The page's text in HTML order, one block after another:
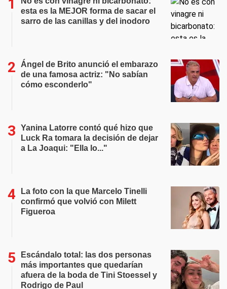
esta es la MEJOR forma de sacar el
sarro de las canillas y del inodoro
Ángel de Brito anunció el embarazo
de una famosa actriz: "No sabían
cómo esconderlo"
Yanina Latorre contó qué hizo que
Luck Ra tomara la decisión de dejar
a La Joaqui: "Ella lo..."
La foto con la que Marcelo Tinelli
confirmó que volvió con Milett
Figueroa
Escándalo total: las dos personas
más importantes que quedarían
afuera de la boda de Tini Stoessel y
Rodrigo de Paul